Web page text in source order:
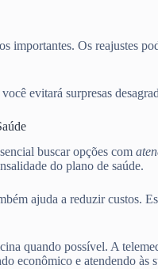
importantes. Os reajustes
evitará surpresas
buscar opções com
do plano de saúde.
ajuda a reduzir custos.
quando possível. A
econômico e atendendo às